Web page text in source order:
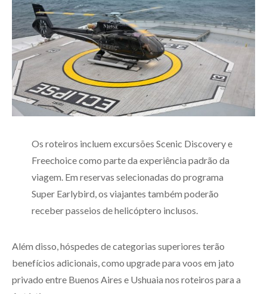
Os roteiros incluem excursões Scenic Discovery e
Freechoice como parte da experiência padrão da
viagem. Em reservas selecionadas do programa
Super Earlybird, os viajantes também poderão
receber passeios de helicóptero inclusos.
Além disso, hóspedes de categorias superiores terão
benefícios adicionais, como upgrade para voos em jato
privado entre Buenos Aires e Ushuaia nos roteiros para a